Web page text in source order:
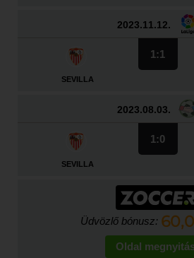
2023.11.12.
SEVILLA
1:1
2023.08.03.
SEVILLA
1:0
Üdvözlő bónusz:
Oldal